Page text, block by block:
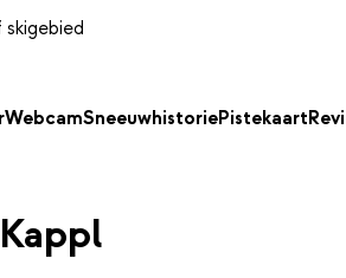
WebcamSneeuwhistoriePistekaart